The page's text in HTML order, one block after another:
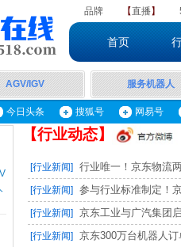
品牌 【直播】
首页
服务机器人
AGV/IGV
今日头条 搜狐号 网易号
【行业动态】
[行业新闻] 行业唯一！京东物流
[行业新闻] 参与行业标准制定！
[行业新闻] 京东工业与广汽集团
[行业新闻] 京东300万台机器人